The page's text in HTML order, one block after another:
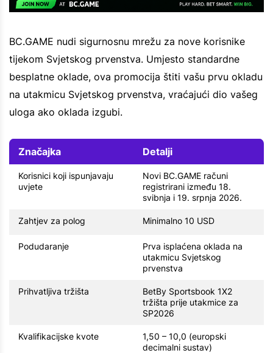
BC.GAME nudi sigurnosnu mrežu za nove korisnike
tijekom Svjetskog prvenstva. Umjesto standardne
besplatne oklade, ova promocija štiti vašu prvu okladu
na utakmicu Svjetskog prvenstva, vraćajući dio vašeg
uloga ako oklada izgubi.
Značajka Detalji
Korisnici koji ispunjavaju
uvjete
Novi BC.GAME računi
registrirani između 18.
svibnja i 19. srpnja 2026.
Zahtjev za polog Minimalno 10 USD
Podudaranje
Prva isplaćena oklada na
utakmicu Svjetskog
prvenstva
Prihvatljiva tržišta
BetBy Sportsbook 1X2
tržišta prije utakmice za
SP2026
Kvalifikacijske kvote
1,50 – 10,0 (europski
decimalni sustav)